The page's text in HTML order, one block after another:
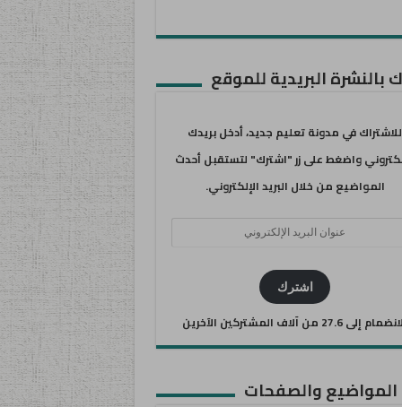
بالنشرة البريدية للموقع
للاشتراك في مدونة تعليم جديد، أدخل بريدك
واضغط على زر "اشترك" لتستقبل أحدث
المواضيع من خلال البريد الإلكتروني.
اشترك
إلى 27.6 من آلاف المشتركين الآخرين
المواضيع والصفحات